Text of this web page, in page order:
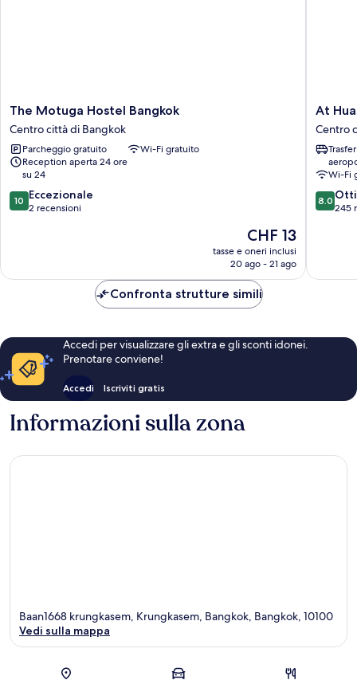
The
Motuga
Hostel
Bangkok
Centro
città
di
Bangkok
The Motuga Hostel Bangkok
Centro città di Bangkok
Parcheggio gratuito
Wi-Fi gratuito
Reception aperta 24 ore
su 24
10.0
su
10 Eccezionale
2 recensioni
Il
prezzo
attuale
CHF 13
CHF 13
tasse e oneri inclusi
20 ago - 21 ago
At
Hua
Hotel
Hostel
Centro
città
At
Centro
Wi-Fi
8.0
su
8.0
245
Confronta strutture simili
Accedi per visualizzare gli extra e gli sconti idonei.
Prenotare conviene!
Accedi Iscriviti gratis
Informazioni sulla zona
Baan1668 krungkasem, Krungkasem, Bangkok, Bangkok, 10100
Vedi sulla mappa